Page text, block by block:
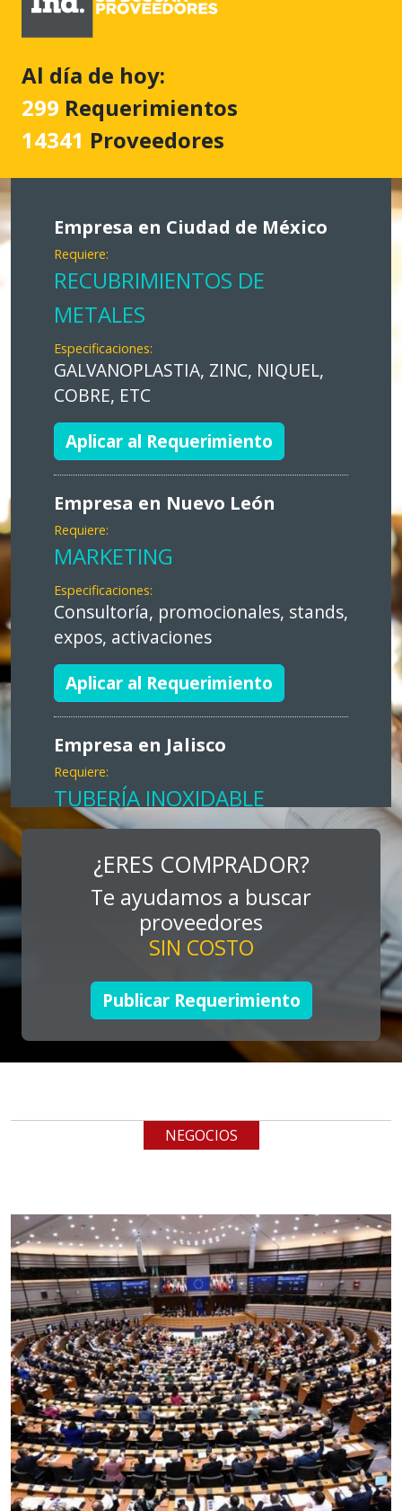
Al día de hoy:
299 Requerimientos
14341 Proveedores
Empresa en Ciudad de México
Requiere:
RECUBRIMIENTOS DE
METALES
Especificaciones:
GALVANOPLASTIA, ZINC, NIQUEL,
COBRE, ETC
Aplicar al Requerimiento
Empresa en Nuevo León
Requiere:
MARKETING
Especificaciones:
Consultoría, promocionales, stands,
expos, activaciones
Aplicar al Requerimiento
Empresa en Jalisco
Requiere:
TUBERÍA INOXIDABLE
Especificaciones:
cualquiera
Aplicar al Requerimiento
Empresa en Jalisco
Requiere:
LOGÍSTICA DE CARGA LLAVE
EN MANO
Aplicar al Requerimiento
Empresa en Jalisco
Requiere:
LOGÍSTICA
Especificaciones:
cualquiera
Aplicar al Requerimiento
Empresa en Querétaro
Requiere:
HERRAMIENTAS DE CORTE
¿ERES COMPRADOR?
Te ayudamos a buscar
proveedores
SIN COSTO
Publicar Requerimiento
NEGOCIOS